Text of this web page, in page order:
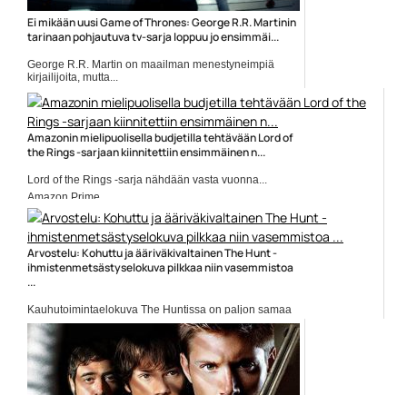
Ei mikään uusi Game of Thrones: George R.R. Martinin
tarinaan pohjautuva tv-sarja loppuu jo ensimmäi...
George R.R. Martin on maailman menestyneimpiä
kirjailijoita, mutta...
Elokuvauutiset
Amazonin mielipuolisella budjetilla tehtävään Lord of
the Rings -sarjaan kiinnitettiin ensimmäinen n...
Lord of the Rings -sarja nähdään vasta vuonna...
Amazon Prime
Arvostelu: Kohuttu ja ääriväkivaltainen The Hunt -
ihmistenmetsästyselokuva pilkkaa niin vasemmistoa
...
Kauhutoimintaelokuva The Huntissa on paljon samaa
kuin Jordan...
Betty Gilpin